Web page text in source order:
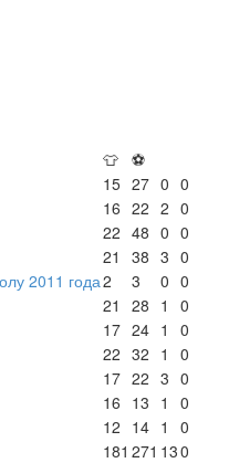
👕 ⚽
15 27 0 0
16 22 2 0
22 48 0 0
21 38 3 0
2011 года2 3 0 0
21 28 1
0
17 24 1
0
22 32 1
0
17 22 3 0
16 13 1
0
12 14 1
0
181 271 130